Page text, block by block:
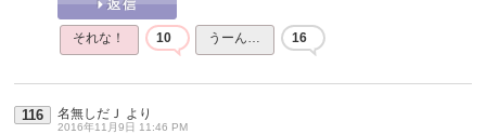
それな！ 10 うーん… 16
116 名無しだＪ より
2016年11月9日 11:46 PM